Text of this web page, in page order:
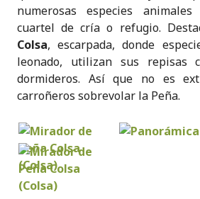
numerosas especies
cuartel de cría o refugio.
Colsa, escarpada, donde
leonado, utilizan sus repisas
dormideros. Así que no es
carroñeros sobrevolar la Peña.